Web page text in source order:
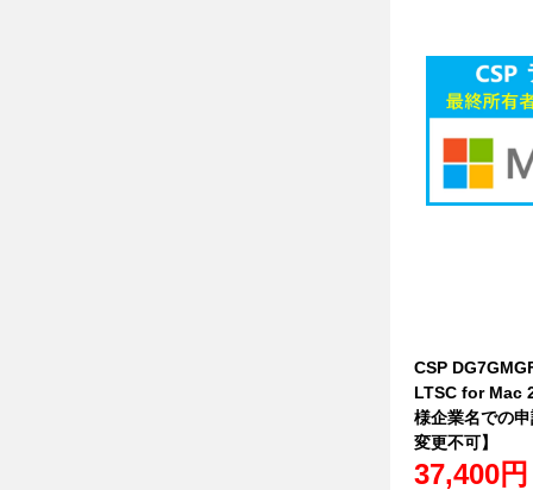
CSP
LTSC for Mac
様企業名での
変更不可】
37,400円